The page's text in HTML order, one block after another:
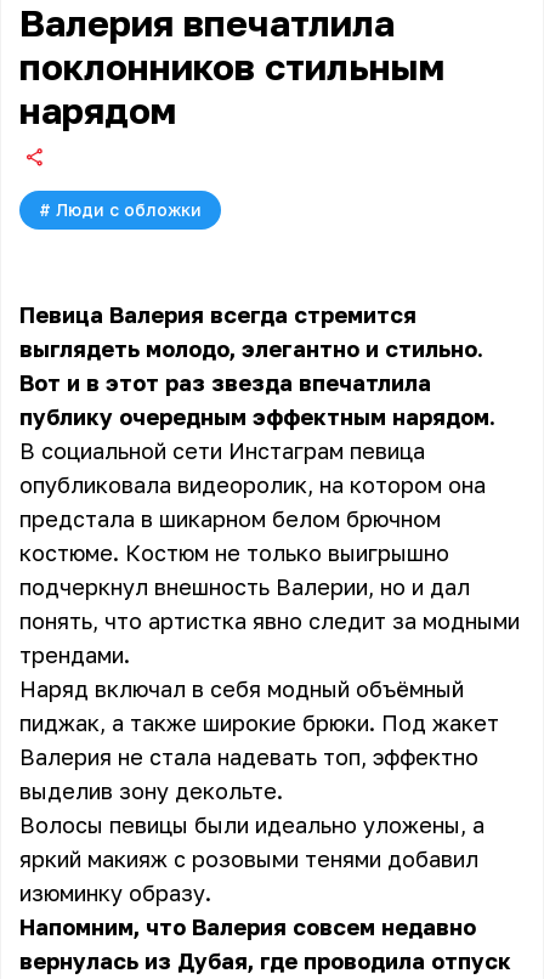
Валерия впечатлила
поклонников стильным
нарядом
# Люди с обложки
Певица Валерия всегда стремится
выглядеть молодо, элегантно и стильно.
Вот и в этот раз звезда впечатлила
публику очередным эффектным нарядом.
В социальной сети Инстаграм певица
опубликовала видеоролик, на котором она
предстала в шикарном белом брючном
костюме. Костюм не только выигрышно
подчеркнул внешность Валерии, но и дал
понять, что артистка явно следит за модными
трендами.
Наряд включал в себя модный объёмный
пиджак, а также широкие брюки. Под жакет
Валерия не стала надевать топ, эффектно
выделив зону декольте.
Волосы певицы были идеально уложены, а
яркий макияж с розовыми тенями добавил
изюминку образу.
Напомним, что Валерия совсем недавно
вернулась из Дубая, где проводила отпуск